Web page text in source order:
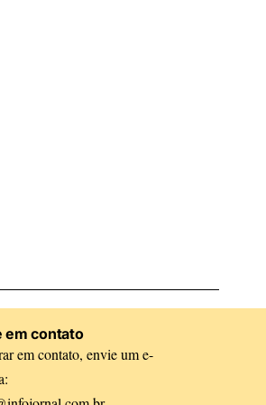
em contato
em contato, envie um e-